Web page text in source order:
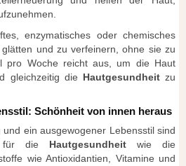
enzymatisches oder chemisches
und zu verfeinern, ohne sie zu
pro Woche reicht aus, um die Haut
gleichzeitig die Hautgesundheitzu
Schönheit von innen heraus
ein ausgewogener Lebensstil sind
für die Hautgesundheit wie die
wie Antioxidantien, Vitamine und